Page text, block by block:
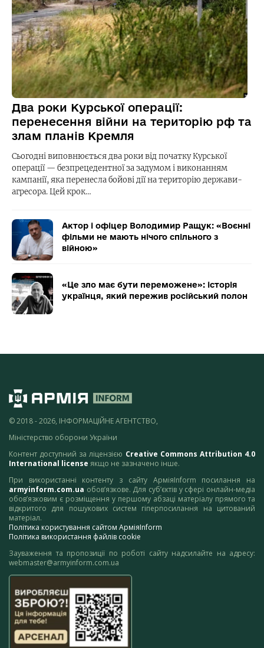
Два роки Курської операції:
перенесення війни на територію рф та
злам планів Кремля
Сьогодні виповнюється два роки від початку Курської
операції — безпрецедентної за задумом і виконанням
кампанії, яка перенесла бойові дії на територію держави-
агресора. Цей крок…
Актор і офіцер Володимир Ращук: «Воєнні
фільми не мають нічого спільного з
війною»
«Це зло має бути переможене»: історія
українця, який пережив російський полон
© 2018 - 2026, ІНФОРМАЦІЙНЕ АГЕНТСТВО,
Міністерство оборони України
Контент доступний за ліцензією Creative Commons Attribution 4.0
International license якщо не зазначено інше.
При використанні контенту з сайту АрміяInform посилання на
armyinform.com.ua обов’язкове. Для суб’єктів у сфері онлайн-медіа
обов’язковим є розміщення у першому абзаці матеріалу прямого та
відкритого для пошукових систем гіперпосилання на цитований
матеріал.
Політика користування сайтом АрміяInform
Політика використання файлів cookie
Зауваження та пропозиції по роботі сайту надсилайте на адресу:
webmaster@armyinform.com.ua